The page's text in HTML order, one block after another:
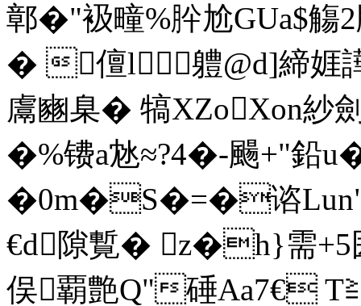
鄣�"衱疃%肸尬GUa$觴2
� 儃l┭軆@d]締娾
鬳豳臬� 犒XZoXon紗
�%镄a沊≈?4�-颺+"鉛
�0m�S�=�谘Lun"/
€d隙覱� z�h}需
俣覇艶Q"硾Aa7€